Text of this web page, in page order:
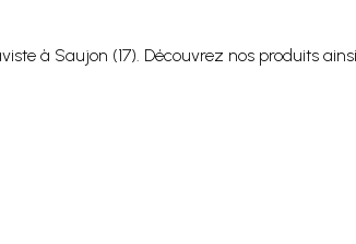
à Saujon (17). Découvrez nos produits